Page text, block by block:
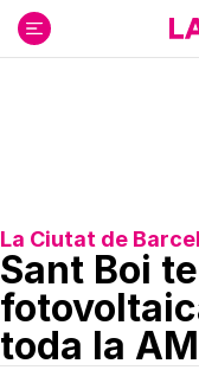
contenido
La Ciutat de
Sant Boi
toda la